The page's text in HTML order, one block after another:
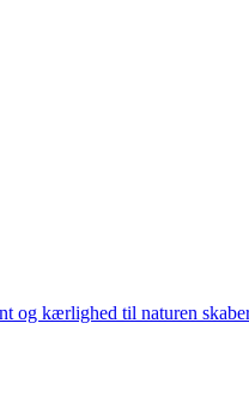
og kærlighed til naturen